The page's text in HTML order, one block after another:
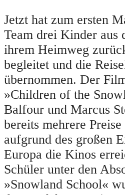
Jetzt hat zum ersten
Team drei Kinder aus
ihrem Heimweg
begleitet und die
übernommen. Der
»Children of the
Balfour und Marcus
bereits mehrere
aufgrund des großen
Europa die Kinos
Schüler unter den
»Snowland School«